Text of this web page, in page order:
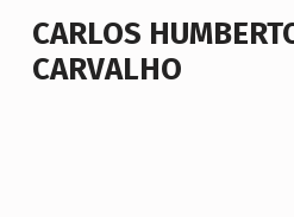
CARLOS
CARVALHO